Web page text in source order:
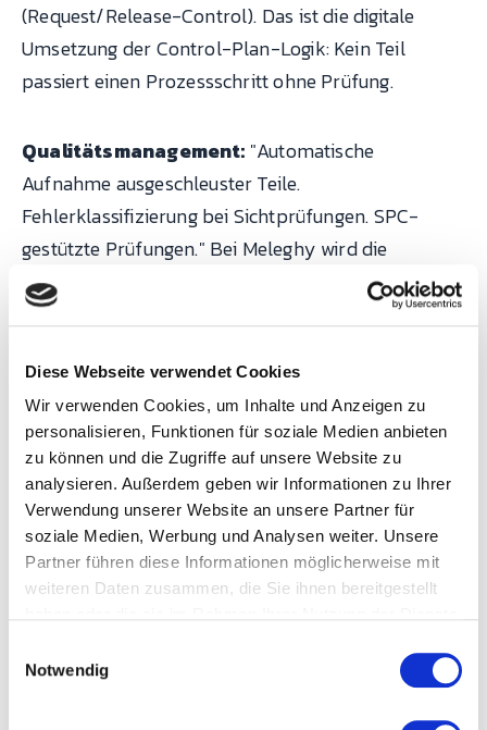
Diese Webseite verwendet Cookies
Wir verwenden Cookies, um Inhalte und Anzeigen zu
personalisieren, Funktionen für soziale Medien anbieten
zu können und die Zugriffe auf unsere Website zu
analysieren. Außerdem geben wir Informationen zu Ihrer
Verwendung unserer Website an unsere Partner für
soziale Medien, Werbung und Analysen weiter. Unsere
Partner führen diese Informationen möglicherweise mit
weiteren Daten zusammen, die Sie ihnen bereitgestellt
Notwendig
(Request/Release-Control). Das ist die digitale
Umsetzung der Control-Plan-Logik: Kein Teil
passiert einen Prozessschritt ohne Prüfung.
Qualitätsmanagement: "Automatische
Aufnahme ausgeschleuster Teile.
Fehlerklassifizierung bei Sichtprüfungen. SPC-
gestützte Prüfungen." Bei Meleghy wird die
bidirektionale Anbindung an CASQ-it (Böhme und
Weihs) genutzt, um Stichproben automatisch aus
definiert.
Maschinenalarme:Bei Neoperl werden SPS-
Alarme mit Stillständen und Qualitätsdefekten
korreliert. 15 % weniger Ausschuss durch
Qualitätsdaten-Auswertung. Das entspricht der
"Reaktionsplan"-Logik des Control Plans: Wenn ein